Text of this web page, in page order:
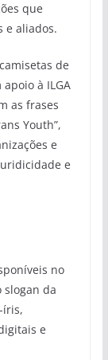
que
e aliados.
de
à ILGA
as frases
Youth”,
e
e
no
slogan da
íris,
e